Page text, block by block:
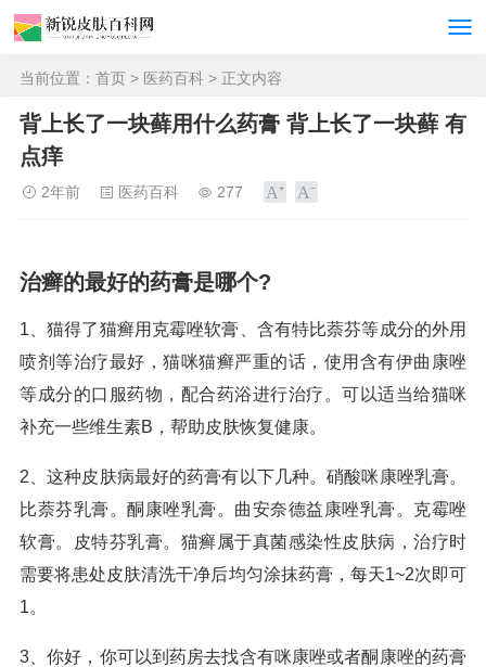
当前位置： 首页 > 医药百科 > 正文内容
背上长了一块藓用什么药膏 背上长了一块藓 有
点痒
2年前 医药百科 277
治癣的最好的药膏是哪个?
1、猫得了猫癣用克霉唑软膏、含有特比萘芬等成分的外用
喷剂等治疗最好，猫咪猫癣严重的话，使用含有伊曲康唑
等成分的口服药物，配合药浴进行治疗。可以适当给猫咪
补充一些维生素B，帮助皮肤恢复健康。
2、这种皮肤病最好的药膏有以下几种。硝酸咪康唑乳膏。
比萘芬乳膏。酮康唑乳膏。曲安奈德益康唑乳膏。克霉唑
软膏。皮特芬乳膏。猫癣属于真菌感染性皮肤病，治疗时
需要将患处皮肤清洗干净后均匀涂抹药膏，每天1~2次即可
1。
3、你好，你可以到药房去找含有咪康唑或者酮康唑的药膏